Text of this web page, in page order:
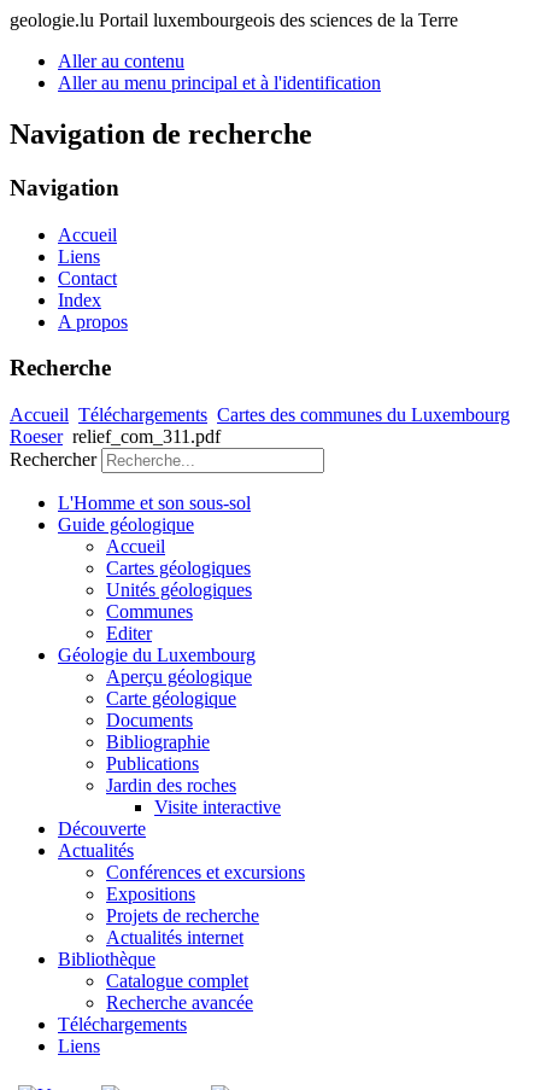
geologie.lu Portail luxembourgeois des sciences de la Terre
Aller au contenu
Aller au menu principal et à l'identification
Navigation de recherche
Navigation
Accueil
Liens
Contact
Index
A propos
Recherche
Accueil Téléchargements Cartes des communes du Luxembourg
Roeser relief_com_311.pdf
Rechercher
L'Homme et son sous-sol
Guide géologique
Accueil
Cartes géologiques
Unités géologiques
Communes
Editer
Géologie du Luxembourg
Aperçu géologique
Carte géologique
Documents
Bibliographie
Publications
Jardin des roches
Visite interactive
Découverte
Actualités
Conférences et excursions
Expositions
Projets de recherche
Actualités internet
Bibliothèque
Catalogue complet
Recherche avancée
Téléchargements
Liens